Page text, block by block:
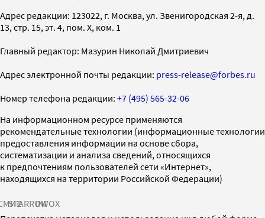
Адрес редакции: 123022, г. Москва, ул. Звенигородская 2-я, д.
13, стр. 15, эт. 4, пом. X, ком. 1
Главный редактор: Мазурин Николай Дмитриевич
Адрес электронной почты редакции: press-release@forbes.ru
Номер телефона редакции: +7 (495) 565-32-06
На информационном ресурсе применяются
рекомендательные технологии (информационные технологии
предоставления информации на основе сбора,
систематизации и анализа сведений, относящихся
к предпочтениям пользователей сети «Интернет»,
находящихся на территории Российской Федерации)
SPARROWINFOX